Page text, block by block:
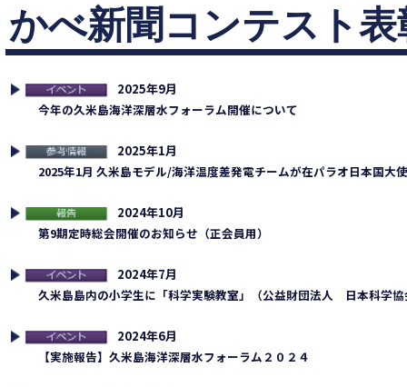
かべ新聞コンテスト表
連イベント
2025年9月
今年の久米島海洋深層水フォーラム開催について
考情報
2025年1月
2025年1月 久米島モデル/海洋温度差発電チームが在パラオ日本国大
告
2024年10月
第9期定時総会開催のお知らせ（正会員用）
連イベント
2024年7月
久米島島内の小学生に「科学実験教室」（公益財団法人 日本科学
連イベント
2024年6月
【実施報告】久米島海洋深層水フォーラム２０２４